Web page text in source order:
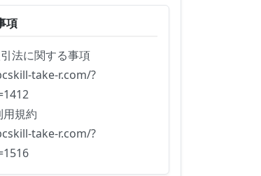
項
法に関する事項
take-r.com/?
用規約
take-r.com/?